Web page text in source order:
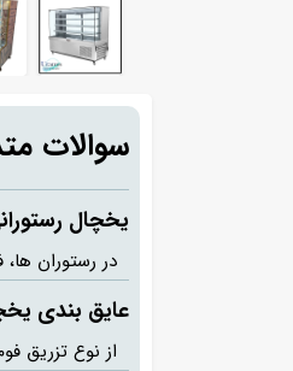
سوالات
یخچال
در رستوران
عایق بندی
از نوع تزریق